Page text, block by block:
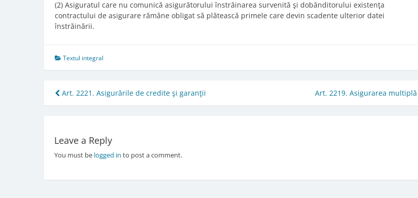
(2) Asiguratul care nu comunică asigurătorului înstrăinarea survenită şi dobânditorului existenţa
contractului de asigurare rămâne obligat să plătească primele care devin scadente ulterior datei
înstrăinării.
Textul integral
Post
navigation
Art. 2221. Asigurările de credite şi garanţii Art. 2219. Asigurarea multiplă
Leave a Reply
You must be logged in to post a comment.